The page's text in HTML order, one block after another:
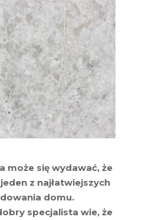
może się wydawać, że
z najłatwiejszych
domu.
specjalista wie, że